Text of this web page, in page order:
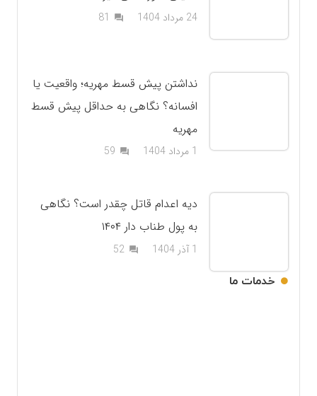
24 مرداد 1404 question_answer
81دیدگاه
نداشتن پیش قسط مهریه؛ واقعیت یا
افسانه؟ نگاهی به حداقل پیش قسط
مهریه
1 مرداد 1404 question_answer
59دیدگاه
دیه اعدام قاتل چقدر است؟ نگاهی
به پول طناب دار ۱۴۰۴
1 آذر 1404 question_answer
52دیدگاه
خدمات ما